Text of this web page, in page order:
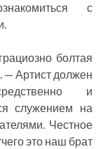
с
болтая
— Артист должен
и
служением на
Честное
это наш брат